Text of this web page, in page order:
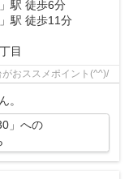
」駅 徒歩6分
」駅 徒歩11分
目
おススメポイント(^^)/
。
」への